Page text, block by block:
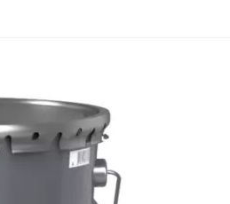
оплату
без переплат
платежей